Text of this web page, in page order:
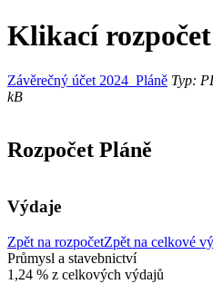
Klikací rozpočet
Závěrečný účet 2024_Pláně Typ:
kB
Rozpočet Pláně
Výdaje
Zpět na rozpočetZpět na celkové
Průmysl a stavebnictví
1,24 % z celkových výdajů